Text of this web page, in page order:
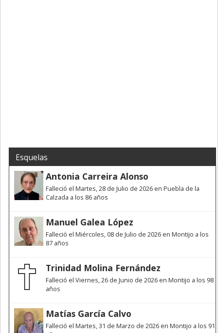
Esquelas
Antonia Carreira Alonso
Falleció el Martes, 28 de Julio de 2026 en Puebla de la
Calzada a los 86 años
Manuel Galea López
Falleció el Miércoles, 08 de Julio de 2026 en Montijo a los
87 años
Trinidad Molina Fernández
Falleció el Viernes, 26 de Junio de 2026 en Montijo a los 98
años
Matías García Calvo
Falleció el Martes, 31 de Marzo de 2026 en Montijo a los 91